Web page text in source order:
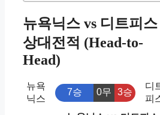
뉴욕닉스 vs 디트피스
상대전적 (Head-to-
Head)
뉴욕
닉스
7승 0무 3승
디
피